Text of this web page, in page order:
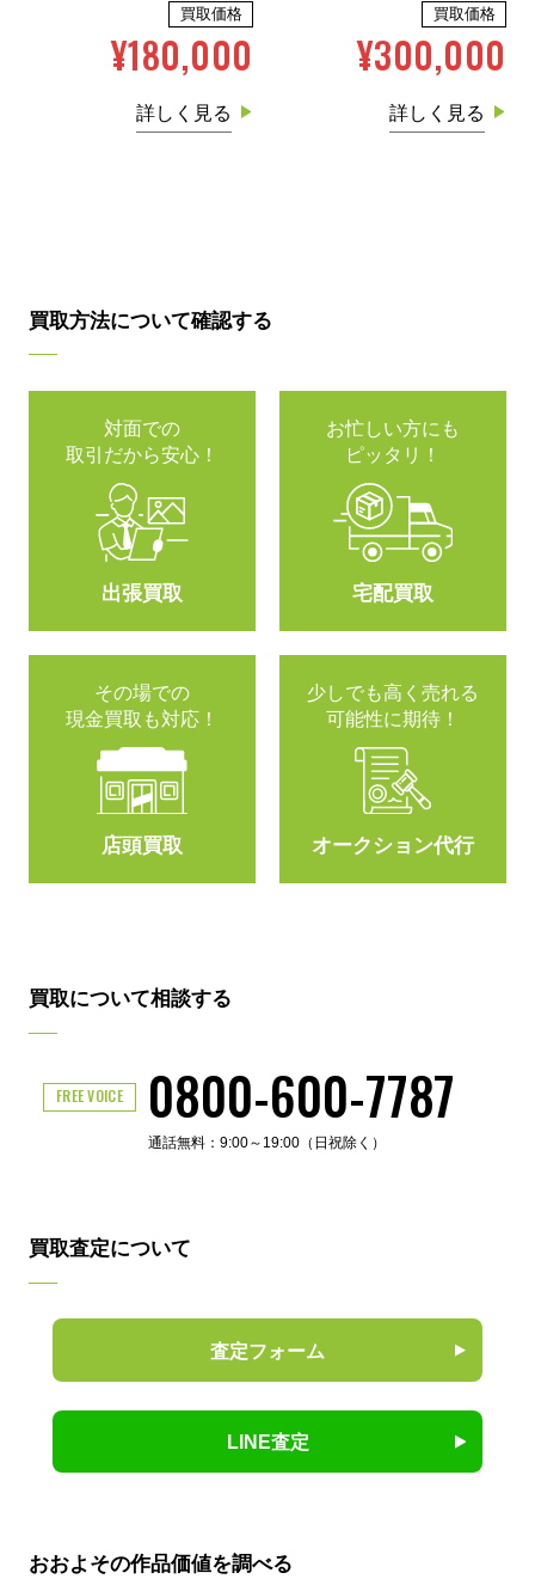
買取価格
¥180,000
詳しく見る
買取価格
¥300,000
詳しく見る
買取方法について確認する
対面での
取引だから安心！
出張買取
お忙しい方にも
ピッタリ！
宅配買取
その場での
現金買取も対応！
店頭買取
少しでも高く売れる
可能性に期待！
オークション代行
買取について相談する
FREE VOICE 0800-600-7787
通話無料：9:00～19:00（日祝除く）
買取査定について
査定フォーム
LINE査定
おおよその作品価値を調べる